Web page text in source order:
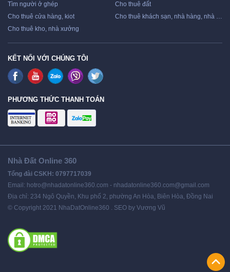
Tìm người ở ghép
Cho thuê đất
Cho thuê cửa hàng, kiot
Cho thuê khách sạn, nhà hàng, nhà nghỉ
Cho thuê kho, nhà xưởng
KẾT NỐI VỚI CHÚNG TÔI
PHƯƠNG THỨC THANH TOÁN
Nhà Đất Online 360
Tổng đài CSKH: 0797717039
Email: hotro@nhadatonline360.com - nhadatonline360.com@gmail.com
Địa chỉ: 234 Ngô Quyền, Khu phố 2, phường An Hòa, Biên Hòa, Đồng Nai
© Copyright 2021 NhaDatOnline360 . SEO by Vương Vũ